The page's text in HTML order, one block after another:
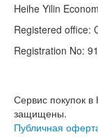
Heihe Yilin
Registered office:
Registration No:
Сервис покупок
защищены.
Публичная